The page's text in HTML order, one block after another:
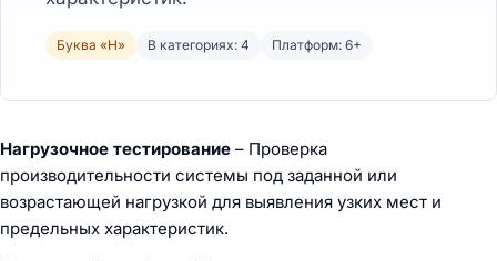
Буква «Н» В категориях: 4 Платформ: 6+
Нагрузочное тестирование – Проверка
производительности системы под заданной или
возрастающей нагрузкой для выявления узких мест и
предельных характеристик.